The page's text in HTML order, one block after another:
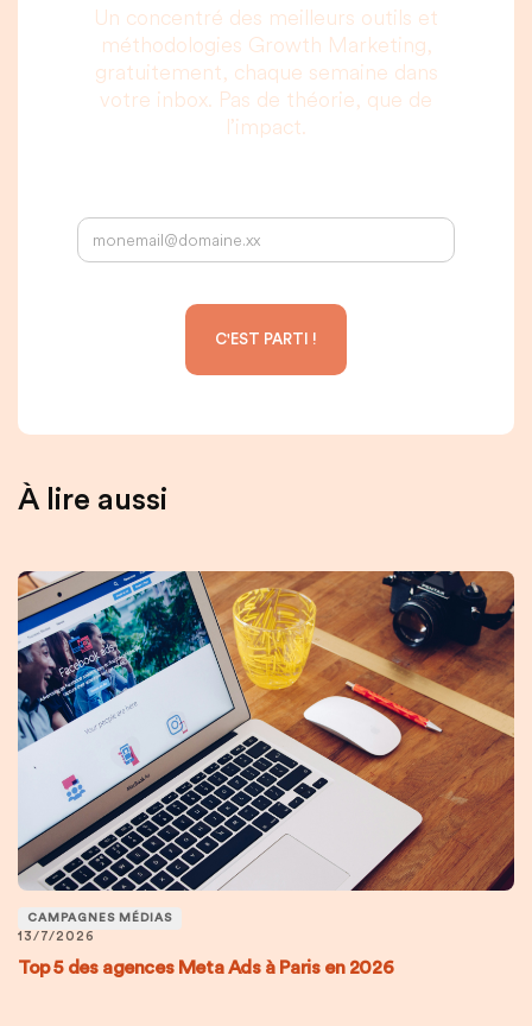
Un concentré des meilleurs outils et
méthodologies Growth Marketing,
gratuitement, chaque semaine dans
votre inbox. Pas de théorie, que de
l’impact.
À lire aussi
CAMPAGNES MÉDIAS
13/7/2026
Top 5 des agences Meta Ads à Paris en 2026